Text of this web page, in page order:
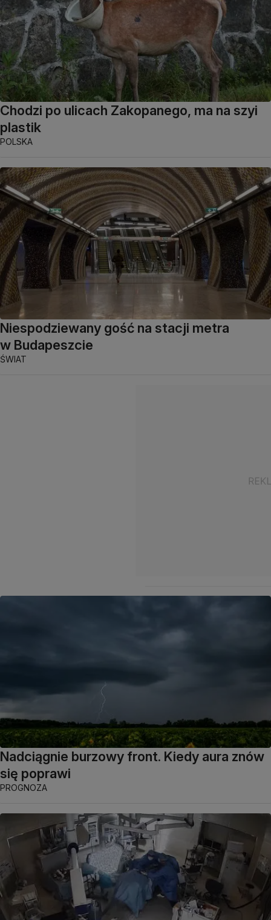
Chodzi po ulicach Zakopanego, ma na szyi
plastik
POLSKA
Niespodziewany gość na stacji metra
w Budapeszcie
ŚWIAT
Nadciągnie burzowy front. Kiedy aura znów
się poprawi
PROGNOZA